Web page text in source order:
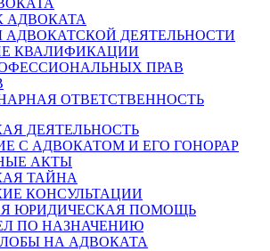
АДВОКАТСКОЙ ДЕЯТЕЛЬНОСТИ
КВАЛИФИКАЦИИ
ПРАВ
ОТВЕТСТВЕННОСТЬ
ДЕЯТЕЛЬНОСТЬ
С АДВОКАТОМ И ЕГО ГОНОРАР
АКТЫ
ТАЙНА
КОНСУЛЬТАЦИИ
ЮРИДИЧЕСКАЯ ПОМОЩЬ
ПО НАЗНАЧЕНИЮ
НА АДВОКАТА